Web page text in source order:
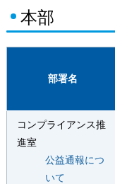
本部
部署名
コンプライアンス推
進室
公益通報につ
いて